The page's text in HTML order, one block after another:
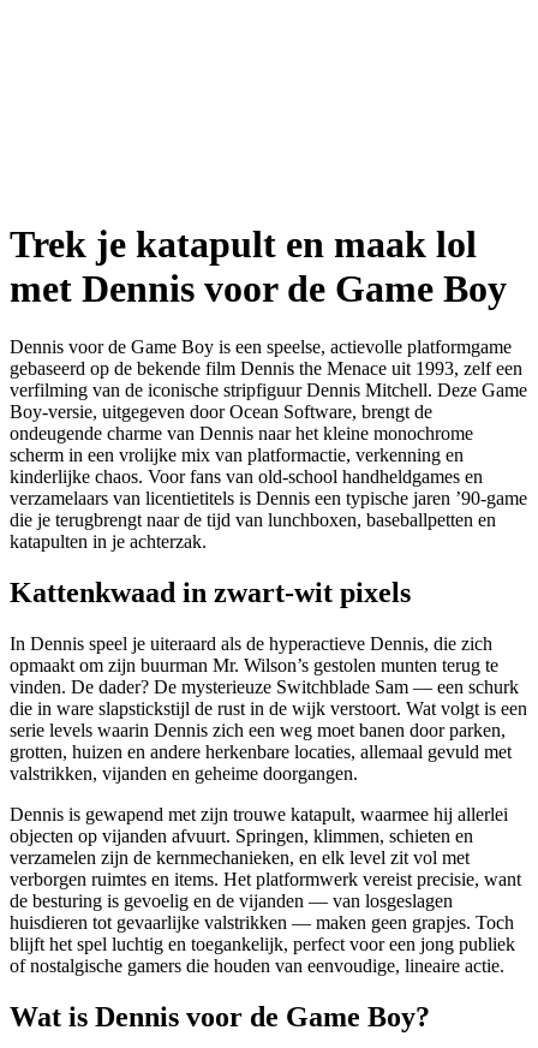
Trek je katapult en maak lol
met Dennis voor de Game Boy
Dennis voor de Game Boy is een speelse, actievolle platformgame
gebaseerd op de bekende film Dennis the Menace uit 1993, zelf een
verfilming van de iconische stripfiguur Dennis Mitchell. Deze Game
Boy-versie, uitgegeven door Ocean Software, brengt de
ondeugende charme van Dennis naar het kleine monochrome
scherm in een vrolijke mix van platformactie, verkenning en
kinderlijke chaos. Voor fans van old-school handheldgames en
verzamelaars van licentietitels is Dennis een typische jaren ’90-game
die je terugbrengt naar de tijd van lunchboxen, baseballpetten en
katapulten in je achterzak.
Kattenkwaad in zwart-wit pixels
In Dennis speel je uiteraard als de hyperactieve Dennis, die zich
opmaakt om zijn buurman Mr. Wilson’s gestolen munten terug te
vinden. De dader? De mysterieuze Switchblade Sam — een schurk
die in ware slapstickstijl de rust in de wijk verstoort. Wat volgt is een
serie levels waarin Dennis zich een weg moet banen door parken,
grotten, huizen en andere herkenbare locaties, allemaal gevuld met
valstrikken, vijanden en geheime doorgangen.
Dennis is gewapend met zijn trouwe katapult, waarmee hij allerlei
objecten op vijanden afvuurt. Springen, klimmen, schieten en
verzamelen zijn de kernmechanieken, en elk level zit vol met
verborgen ruimtes en items. Het platformwerk vereist precisie, want
de besturing is gevoelig en de vijanden — van losgeslagen
huisdieren tot gevaarlijke valstrikken — maken geen grapjes. Toch
blijft het spel luchtig en toegankelijk, perfect voor een jong publiek
of nostalgische gamers die houden van eenvoudige, lineaire actie.
Wat is Dennis voor de Game Boy?